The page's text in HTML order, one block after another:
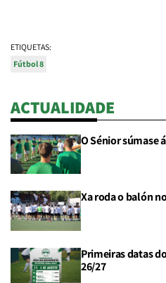
ETIQUETAS:
Fútbol 8
ACTUALIDADE
O Sénior súmase
Xa roda o balón
Primeiras datas
26/27